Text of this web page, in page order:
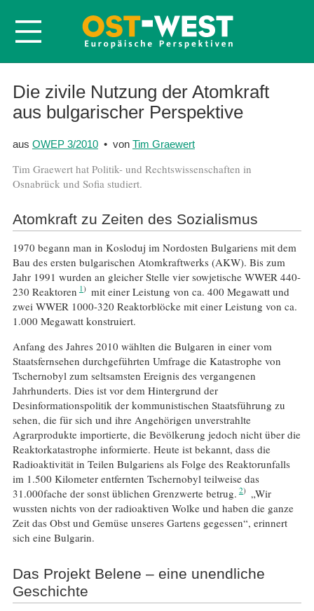
Startseite
Über OWEP
Nachbestellen
Kontakt
Die zivile Nutzung der Atomkraft
aus bulgarischer Perspektive
aus OWEP 3/2010• von Tim Graewert
Tim Graewert hat Politik- und Rechtswissenschaften in
Osnabrück und Sofia studiert.
Atomkraft zu Zeiten des Sozialismus
1970 begann man in Kosloduj im Nordosten Bulgariens mit dem
Bau des ersten bulgarischen Atomkraftwerks (AKW). Bis zum
Jahr 1991 wurden an gleicher Stelle vier sowjetische WWER 440-
230 Reaktoren 1
mit einer Leistung von ca. 400 Megawatt und
zwei WWER 1000-320 Reaktorblöcke mit einer Leistung von ca.
1.000 Megawatt konstruiert.
Anfang des Jahres 2010 wählten die Bulgaren in einer vom
Staatsfernsehen durchgeführten Umfrage die Katastrophe von
Tschernobyl zum seltsamsten Ereignis des vergangenen
Jahrhunderts. Dies ist vor dem Hintergrund der
Desinformationspolitik der kommunistischen Staatsführung zu
sehen, die für sich und ihre Angehörigen unverstrahlte
Agrarprodukte importierte, die Bevölkerung jedoch nicht über die
Reaktorkatastrophe informierte. Heute ist bekannt, dass die
Radioaktivität in Teilen Bulgariens als Folge des Reaktorunfalls
im 1.500 Kilometer entfernten Tschernobyl teilweise das
31.000fache der sonst üblichen Grenzwerte betrug. 2
„Wir
wussten nichts von der radioaktiven Wolke und haben die ganze
Zeit das Obst und Gemüse unseres Gartens gegessen“, erinnert
sich eine Bulgarin.
Das Projekt Belene – eine unendliche
Geschichte